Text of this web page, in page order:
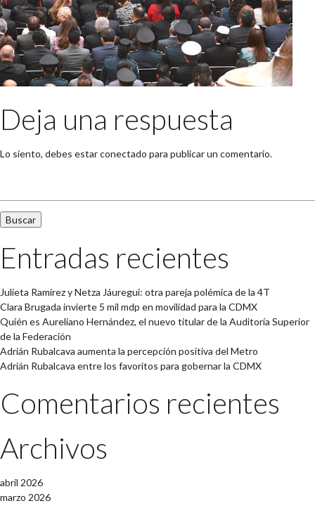
Deja una respuesta
Lo siento, debes estarconectado para publicar un comentario.
Entradas recientes
Julieta Ramírez y Netza Jáuregui: otra pareja polémica de la 4T
Clara Brugada invierte 5 mil mdp en movilidad para la CDMX
Quién es Aureliano Hernández, el nuevo titular de la Auditoría Superior
de la Federación
Adrián Rubalcava aumenta la percepción positiva del Metro
Adrián Rubalcava entre los favoritos para gobernar la CDMX
Comentarios recientes
Archivos
abril 2026
marzo 2026